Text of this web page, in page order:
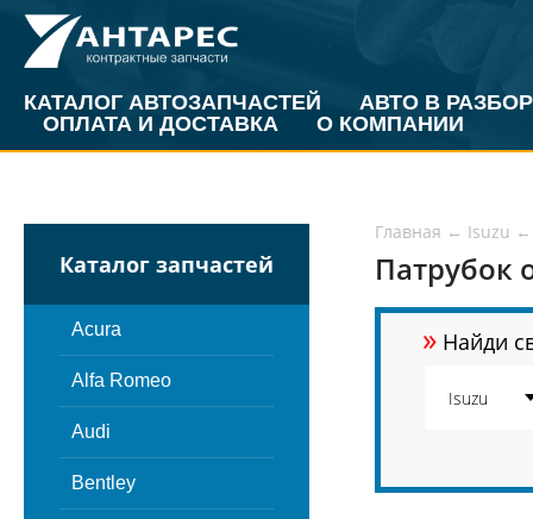
КАТАЛОГ АВТОЗАПЧАСТЕЙ
АВТО В РАЗБОР
ОПЛАТА И ДОСТАВКА
О КОМПАНИИ
Каталог запчастей
Acura
Alfa Romeo
Audi
Bentley
Главная ← Isuzu ←
Патрубок
» Найди